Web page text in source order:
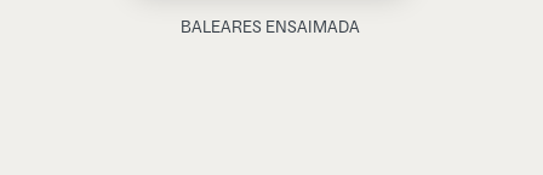
BALEARES ENSAIMADA